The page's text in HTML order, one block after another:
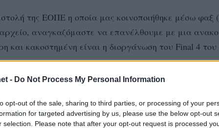
- Do Not Process My Personal Information
opt-out of the sale, sharing to third parties, or processing of your
for targeted advertising by us, please use the below opt-out
selection. Please note that after your opt-out request is processed
της ΕΟΠΕ η οποία μας κοινοποιήθηκε μέσω φαξ
αναγκαζόμαστε να επανέλθουμε με μια
και κακοστημένη είναι η διοργάνωση του Final 4 του
16/04 μέχρι και την Τετάρτη 18/04,μέσα στο
των προσκλήσεων για την διοργάνωση από τρία
φίλοι Ροδίτες του Π.Α.Ο.Κ πήγαν να ζητήσουν